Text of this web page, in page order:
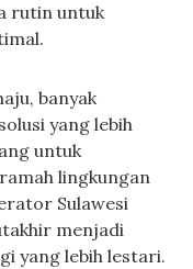
rutin untuk
banyak
yang lebih
untuk
lingkungan
Sulawesi
menjadi
yang lebih lestari.